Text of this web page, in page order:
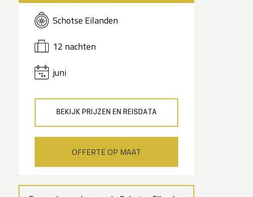
Schotse Eilanden
12 nachten
juni
BEKIJK PRIJZEN EN REISDATA
OFFERTE OP MAAT